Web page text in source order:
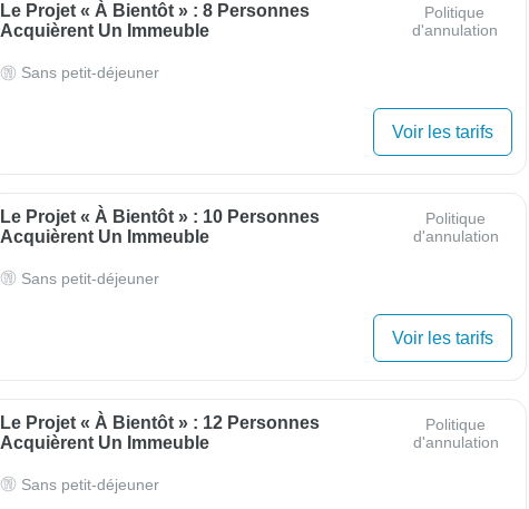
Le Projet « À Bientôt » : 8 Personnes
Acquièrent Un Immeuble
Politique
d'annulation
Sans petit-déjeuner
Voir les tarifs
Le Projet « À Bientôt » : 10 Personnes
Acquièrent Un Immeuble
Politique
d'annulation
Sans petit-déjeuner
Voir les tarifs
Le Projet « À Bientôt » : 12 Personnes
Acquièrent Un Immeuble
Politique
d'annulation
Sans petit-déjeuner